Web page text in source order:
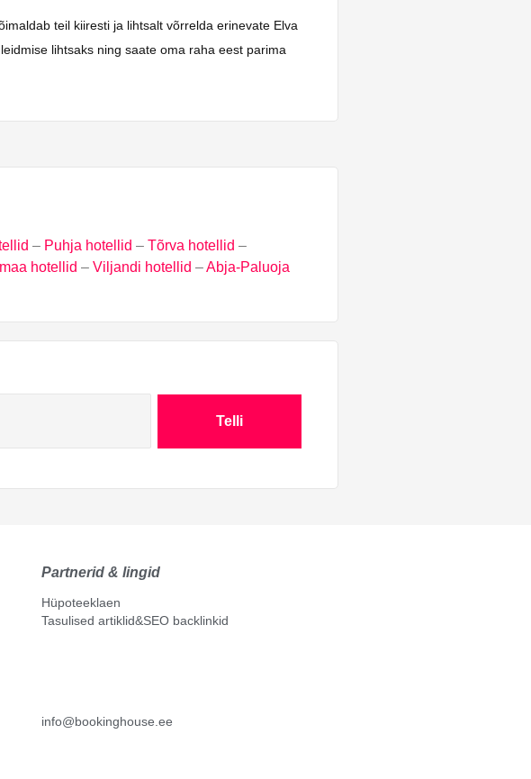
teil kiiresti ja lihtsalt võrrelda erinevate Elva
lihtsaks ning saate oma raha eest parima
– Puhja hotellid – Tõrva hotellid –
hotellid – Viljandi hotellid –Abja-Paluoja
Telli
Partnerid & lingid
Hüpoteeklaen
Tasulised artiklid&SEO backlinkid
info@bookinghouse.ee